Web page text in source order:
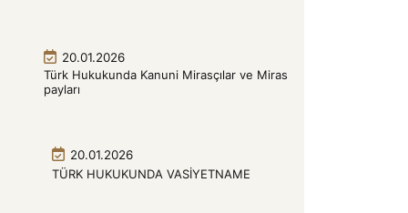
Türk Hukukunda Kanuni Mirasçılar ve Miras
payları
20.01.2026
TÜRK HUKUKUNDA VASİYETNAME
20.01.2026